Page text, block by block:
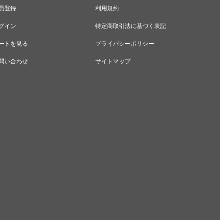
登録
イン
トを見る
い合わせ
利用規約
特定商取引法に基づく表記
プライバシーポリシー
サイトマップ